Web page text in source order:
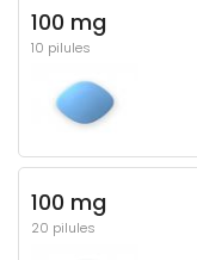
100 mg
10 pilules
100 mg
20 pilules